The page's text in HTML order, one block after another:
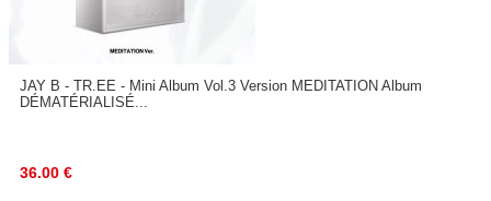
JAY B - TR.EE - Mini Album Vol.3 Version MEDITATION Album
DÉMATÉRIALISÉ...
36.00 €